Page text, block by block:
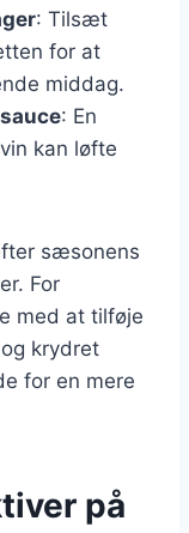
: Tilsæt
for at
middag.
: En
kan løfte
sæsonens
For
med at tilføje
krydret
for en mere
på